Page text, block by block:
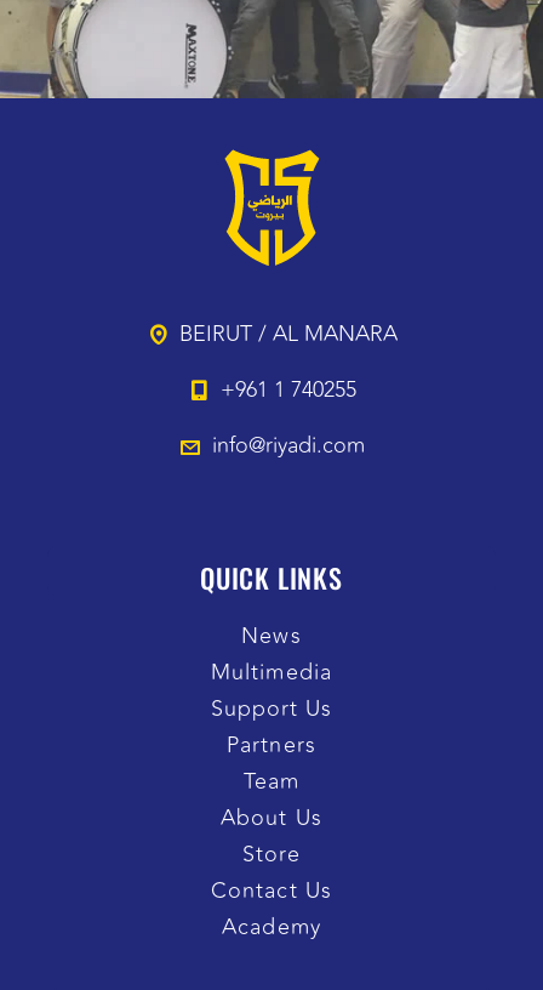
BEIRUT / AL MANARA
+961 1 740255
info@riyadi.com
QUICK LINKS
News
Multimedia
Support Us
Partners
Team
About Us
Store
Contact Us
Academy